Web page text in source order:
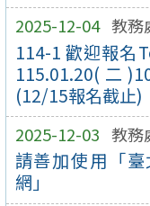
2025-12-04 教務
114-1 歡迎報名
115.01.20(二
(12/15報名截止)
2025-12-03 教務
請善加使用「
網」